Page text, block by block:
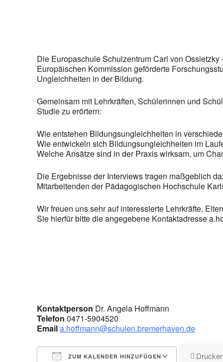
Die Europaschule Schulzentrum Carl von
Europäischen Kommission geförderte
Ungleichheiten in der Bildung.
Gemeinsam mit Lehrkräften, Schülerinnen und
Studie zu erörtern:
Wie entstehen Bildungsungleichheiten in
Wie entwickeln sich Bildungsungleichheiten im
Welche Ansätze sind in der Praxis wirksam, um
Die Ergebnisse der Interviews tragen maßgeblich
Mitarbeitenden der Pädagogischen Hochschule
Wir freuen uns sehr auf interessierte Lehrkräfte,
Sie hierfür bitte die angegebene Kontaktadresse
Kontaktperson Dr. Angela Hoffmann
Telefon 0471-5904520
Emaila.hoffmann@schulen.bremerhaven.de
ZUM KALENDER HINZUFÜGEN